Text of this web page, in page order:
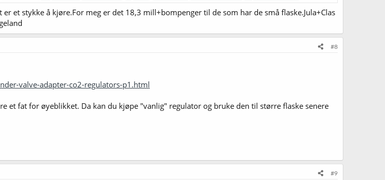
et stykke å kjøre.For meg er det 18,3 mill+bompenger til de som har de små flaske.Jula+Clas
#8
valve-adapter-co2-regulators-p1.html
et fat for øyeblikket. Da kan du kjøpe "vanlig" regulator og bruke den til større flaske senere
#9